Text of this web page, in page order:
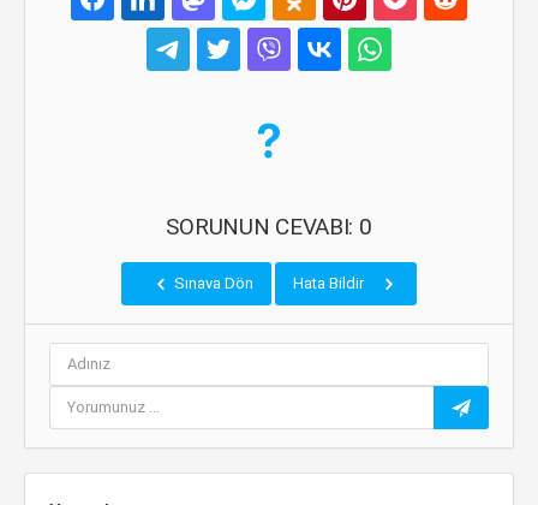
SORUNUN CEVABI: 0
Sınava Dön Hata Bildir